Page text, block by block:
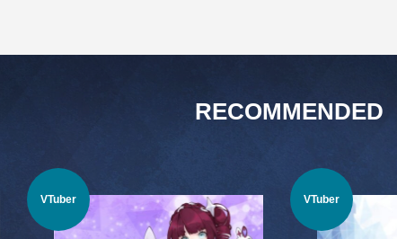
RECOMMENDED
VTuber VTuber